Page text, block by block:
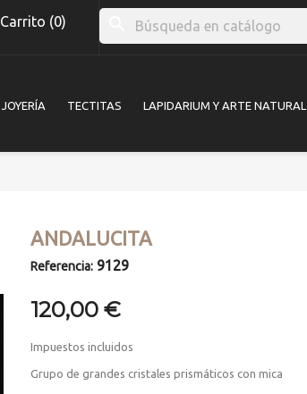
Carrito (0)
JOYERÍA TECTITAS LAPIDARIUM Y ARTE NATURAL
ANDALUCITA
Referencia: 9129
120,00 €
Impuestos incluidos
Grupo de grandes cristales prismáticos con mica